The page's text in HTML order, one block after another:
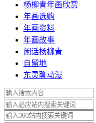
杨柳青年画欣赏
年画选购
年画资料
年画故事
闲话杨柳青
自留地
东灵聊动漫